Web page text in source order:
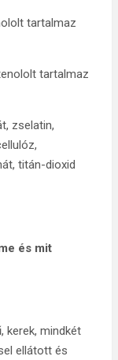
tartalmaz
tartalmaz
zselatin,
titán-dioxid
és mit
kerek, mindkét
ellátott és